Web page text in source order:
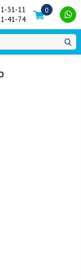
31-11
41-74
0